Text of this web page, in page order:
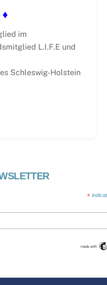
♦
im
L.I.F.E und
Schleswig-Holstein
*
Swedish